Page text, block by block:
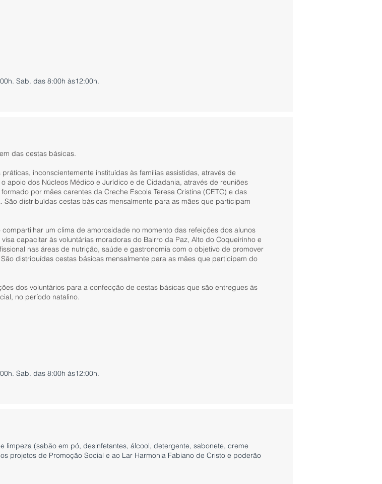
Sab. das 8:00h às12:00h.
das cestas básicas.
inconscientemente instituídas às famílias assistidas, através de
apoio dos Núcleos Médico e Jurídico e de Cidadania, através de reuniões
por mães carentes da Creche Escola Teresa Cristina (CETC) e das
distribuídas cestas básicas mensalmente para as mães que participam
compartilhar um clima de amorosidade no momento das refeições dos alunos
capacitar às voluntárias moradoras do Bairro da Paz, Alto do Coqueirinho e
nas áreas de nutrição, saúde e gastronomia com o objetivo de promover
distribuídas cestas básicas mensalmente para as mães que participam do
dos voluntários para a confecção de cestas básicas que são entregues às
no período natalino.
Sab. das 8:00h às12:00h.
limpeza (sabão em pó, desinfetantes, álcool, detergente, sabonete, creme
projetos de Promoção Social e ao Lar Harmonia Fabiano de Cristo e poderão